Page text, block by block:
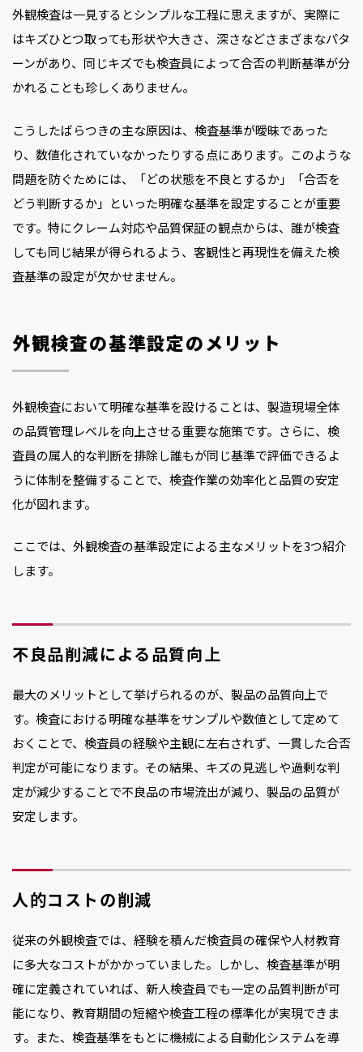
外観検査は一見するとシンプルな工程に思えますが、実際に
はキズひとつ取っても形状や大きさ、深さなどさまざまなパタ
ーンがあり、同じキズでも検査員によって合否の判断基準が分
かれることも珍しくありません。
こうしたばらつきの主な原因は、検査基準が曖昧であった
り、数値化されていなかったりする点にあります。このような
問題を防ぐためには、「どの状態を不良とするか」「合否を
どう判断するか」といった明確な基準を設定することが重要
です。特にクレーム対応や品質保証の観点からは、誰が検査
しても同じ結果が得られるよう、客観性と再現性を備えた検
査基準の設定が欠かせません。
外観検査の基準設定のメリット
外観検査において明確な基準を設けることは、製造現場全体
の品質管理レベルを向上させる重要な施策です。さらに、検
査員の属人的な判断を排除し誰もが同じ基準で評価できるよ
うに体制を整備することで、検査作業の効率化と品質の安定
化が図れます。
ここでは、外観検査の基準設定による主なメリットを3つ紹介
します。
不良品削減による品質向上
最大のメリットとして挙げられるのが、製品の品質向上で
す。検査における明確な基準をサンプルや数値として定めて
おくことで、検査員の経験や主観に左右されず、一貫した合否
判定が可能になります。その結果、キズの見逃しや過剰な判
定が減少することで不良品の市場流出が減り、製品の品質が
安定します。
人的コストの削減
従来の外観検査では、経験を積んだ検査員の確保や人材教育
に多大なコストがかかっていました。しかし、検査基準が明
確に定義されていれば、新人検査員でも一定の品質判断が可
能になり、教育期間の短縮や検査工程の標準化が実現できま
す。また、検査基準をもとに機械による自動化システムを導